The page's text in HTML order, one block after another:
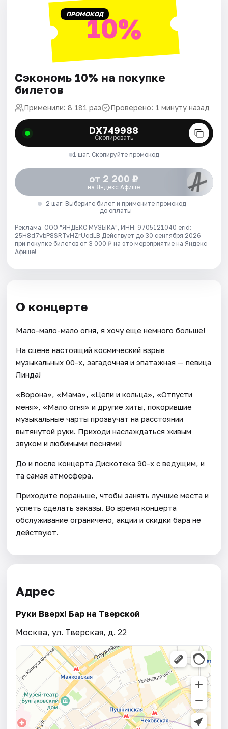
ПРОМОКОД10%
Сэкономь 10% на покупке
билетов
Применили: 8 181 раз Проверено: 1 минуту назад
DX749988
Скопировать
1 шаг. Скопируйте промокод
от 2 200 ₽
на Яндекс Афише
2 шаг. Выберите билет и примените промокод
до оплаты
Реклама. ООО "ЯНДЕКС МУЗЫКА", ИНН: 9705121040 erid:
25H8d7vbP8SRTvHZrUcdLB Действует до 30 сентября 2026
при покупке билетов от 3 000 ₽ на это мероприятие на Яндекс
Афише!
О концерте
Мало-мало-мало огня, я хочу еще немного больше!
На сцене настоящий космический взрыв
музыкальных 00-х, загадочная и эпатажная — певица
Линда!
«Ворона», «Мама», «Цепи и кольца», «Отпусти
меня», «Мало огня» и другие хиты, покорившие
музыкальные чарты прозвучат на расстоянии
вытянутой руки. Приходи наслаждаться живым
звуком и любимыми песнями!
До и после концерта Дискотека 90-х с ведущим, и
та самая атмосфера.
Приходите пораньше, чтобы занять лучшие места и
успеть сделать заказы. Во время концерта
обслуживание ограничено, акции и скидки бара не
действуют.
Адрес
Руки Вверх! Бар на Тверской
Москва, ул. Тверская, д. 22